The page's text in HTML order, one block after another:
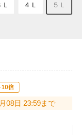
４Ｌ ５Ｌ
10倍
08日 23:59まで